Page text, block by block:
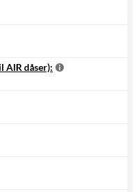
AIR dåser):